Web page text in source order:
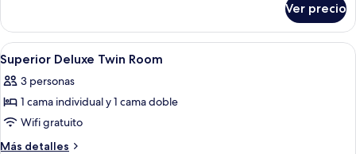
2
camas
individuales
estándar
con
2
camas
individuales
Ver precio
Abrir
todas
las
fotos
de
Superior
Habitación de hotel con dos camas,
11
Superior Deluxe Twin Room
3 personas
1 cama individual y 1 cama doble
Wifi gratuito
Más detalles
Más